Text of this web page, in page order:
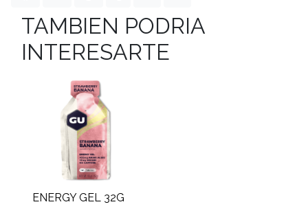
TAMBIEN PODRIA
INTERESARTE
ENERGY GEL 32G